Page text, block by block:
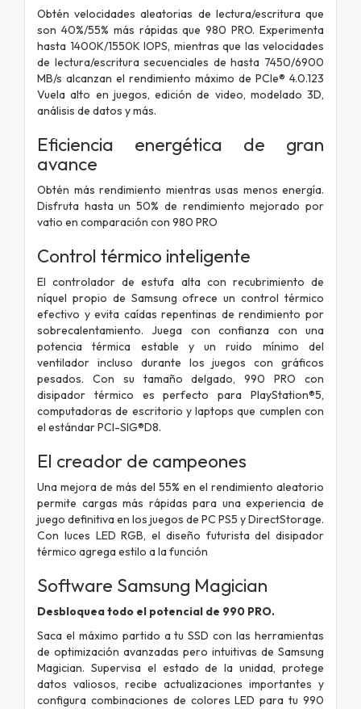
Obtén velocidades aleatorias de lectura/escritura que
son 40%/55% más rápidas que 980 PRO. Experimenta
hasta 1400K/1550K IOPS, mientras que las velocidades
de lectura/escritura secuenciales de hasta 7450/6900
MB/s alcanzan el rendimiento máximo de PCIe® 4.0.123
Vuela alto en juegos, edición de video, modelado 3D,
análisis de datos y más.
Eficiencia energética de gran
avance
Obtén más rendimiento mientras usas menos energía.
Disfruta hasta un 50% de rendimiento mejorado por
vatio en comparación con 980 PRO
Control térmico inteligente
El controlador de estufa alta con recubrimiento de
níquel propio de Samsung ofrece un control térmico
efectivo y evita caídas repentinas de rendimiento por
sobrecalentamiento. Juega con confianza con una
potencia térmica estable y un ruido mínimo del
ventilador incluso durante los juegos con gráficos
pesados. Con su tamaño delgado, 990 PRO con
disipador térmico es perfecto para PlayStation®5,
computadoras de escritorio y laptops que cumplen con
el estándar PCI-SIG®D8.
El creador de campeones
Una mejora de más del 55% en el rendimiento aleatorio
permite cargas más rápidas para una experiencia de
juego definitiva en los juegos de PC PS5 y DirectStorage.
Con luces LED RGB, el diseño futurista del disipador
térmico agrega estilo a la función
Software Samsung Magician
Desbloquea todo el potencial de 990 PRO.
Saca el máximo partido a tu SSD con las herramientas
de optimización avanzadas pero intuitivas de Samsung
Magician. Supervisa el estado de la unidad, protege
datos valiosos, recibe actualizaciones importantes y
configura combinaciones de colores LED para tu 990